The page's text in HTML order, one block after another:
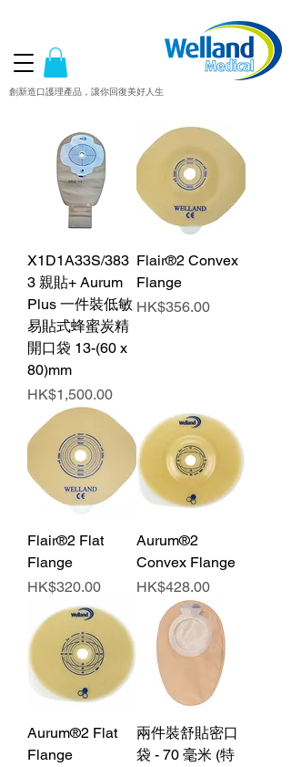
創新造口護理產品，讓你回復美好人生
X1D1A33S/383
3 親貼+ Aurum
Plus 一件裝低敏
易貼式蜂蜜炭精
開口袋 13-(60 x
80)mm
價格
HK$1,500.00
Flair®2 Convex
Flange
價格
HK$356.00
Flair®2 Flat
Flange
價格
HK$320.00
Aurum®2
Convex Flange
價格
HK$428.00
Aurum®2 Flat
Flange
兩件裝舒貼密口
袋 - 70 毫米 (特